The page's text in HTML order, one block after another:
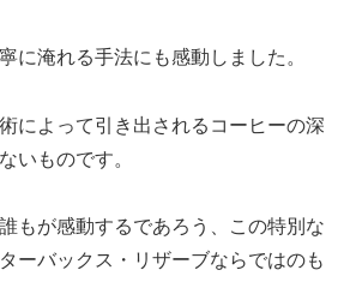
に淹れる手法にも感動しました。
によって引き出されるコーヒーの深
いものです。
もが感動するであろう、この特別な
ーバックス・リザーブならではのも